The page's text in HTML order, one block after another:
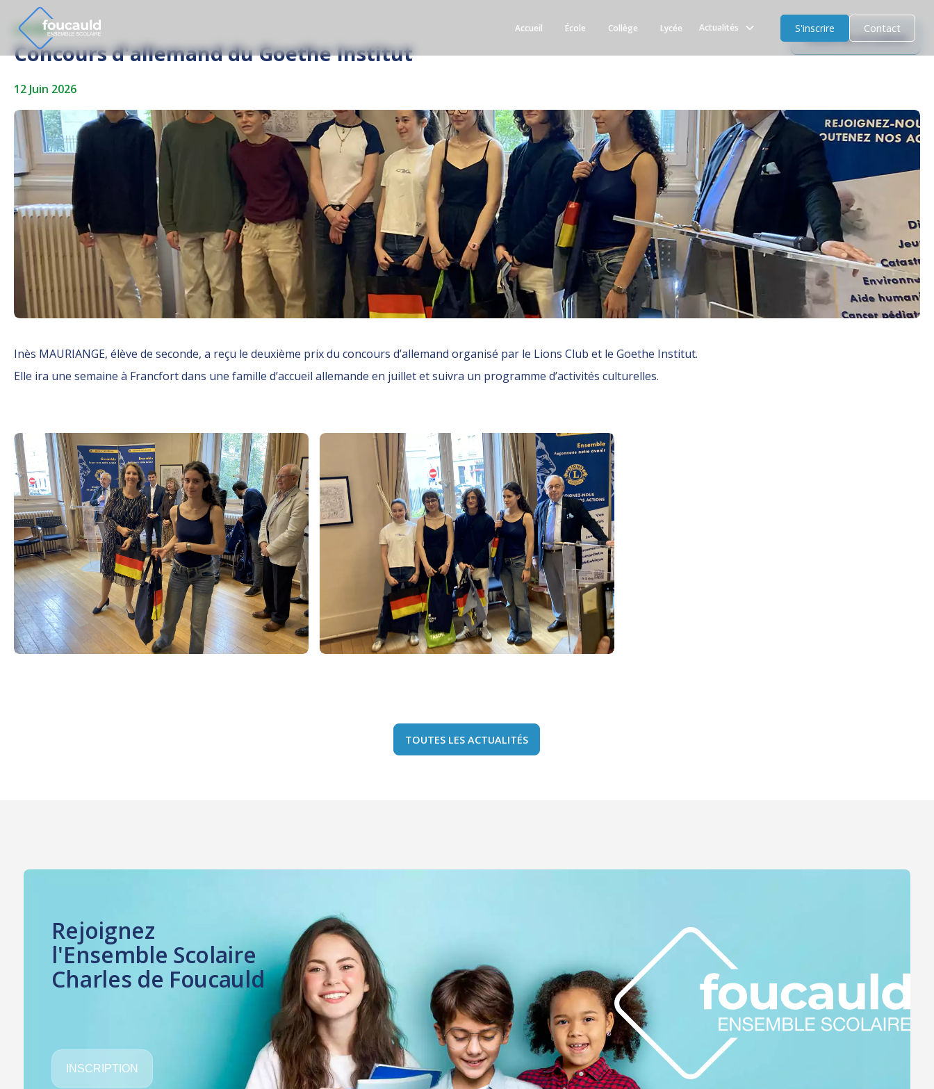
Accueil École Collège Lycée Actualités S'inscrire Contact
LYCÉE
Concours d'allemand du Goethe Institut
12 Juin 2026
Toutes les actualités
Inès MAURIANGE, élève de seconde, a reçu le deuxième prix du concours d’allemand organisé par le Lions Club et le Goethe Institut.
Elle ira une semaine à Francfort dans une famille d’accueil allemande en juillet et suivra un programme d’activités culturelles.
TOUTES LES ACTUALITÉS
Rejoignez
l'Ensemble Scolaire
Charles de Foucauld
INSCRIPTION